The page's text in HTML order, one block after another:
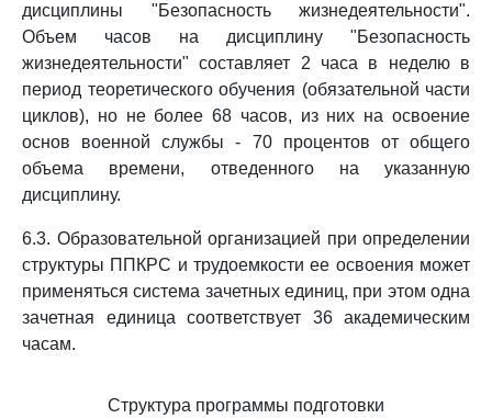
дисциплины "Безопасность жизнедеятельности".
Объем часов на дисциплину "Безопасность
жизнедеятельности" составляет 2 часа в неделю в
период теоретического обучения (обязательной части
циклов), но не более 68 часов, из них на освоение
основ военной службы - 70 процентов от общего
объема времени, отведенного на указанную
дисциплину.
6.3. Образовательной организацией при определении
структуры ППКРС и трудоемкости ее освоения может
применяться система зачетных единиц, при этом одна
зачетная единица соответствует 36 академическим
часам.
Структура программы подготовки